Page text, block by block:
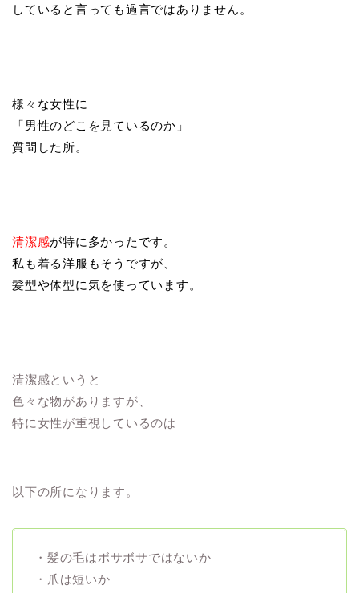
していると言っても過言ではありません。
様々な女性に
「男性のどこを見ているのか」
質問した所。
清潔感が特に多かったです。
私も着る洋服もそうですが、
髪型や体型に気を使っています。
清潔感というと
色々な物がありますが、
特に女性が重視しているのは
以下の所になります。
・髪の毛はボサボサではないか
・爪は短いか